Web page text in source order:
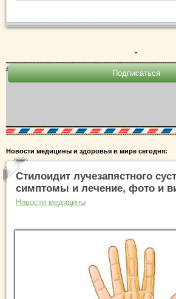
.
Новости медицины и здоровья в мире сегодня:
Стилоидит лучезапястного
симптомы и лечение, фото и
Новости медицины